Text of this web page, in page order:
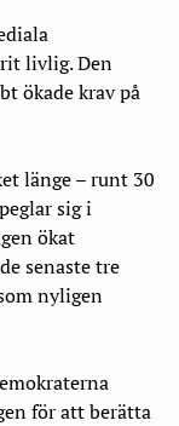
livlig. Den
ökade krav på
länge – runt 30
sig i
ökat
senaste tre
nyligen
för att berätta